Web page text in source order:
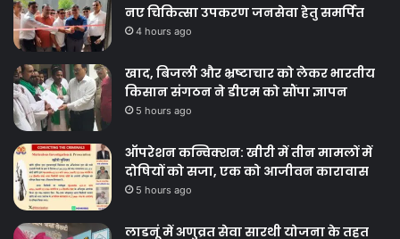
नए चिकित्सा उपकरण जनसेवा हेतु समर्पित
4 hours ago
खाद, बिजली और भ्रष्टाचार को लेकर भारतीय
किसान संगठन ने डीएम को सौंपा ज्ञापन
5 hours ago
ऑपरेशन कन्विक्शन: खीरी में तीन मामलों में
दोषियों को सजा, एक को आजीवन कारावास
5 hours ago
लाडनूं में अणुव्रत सेवा सारथी योजना के तहत